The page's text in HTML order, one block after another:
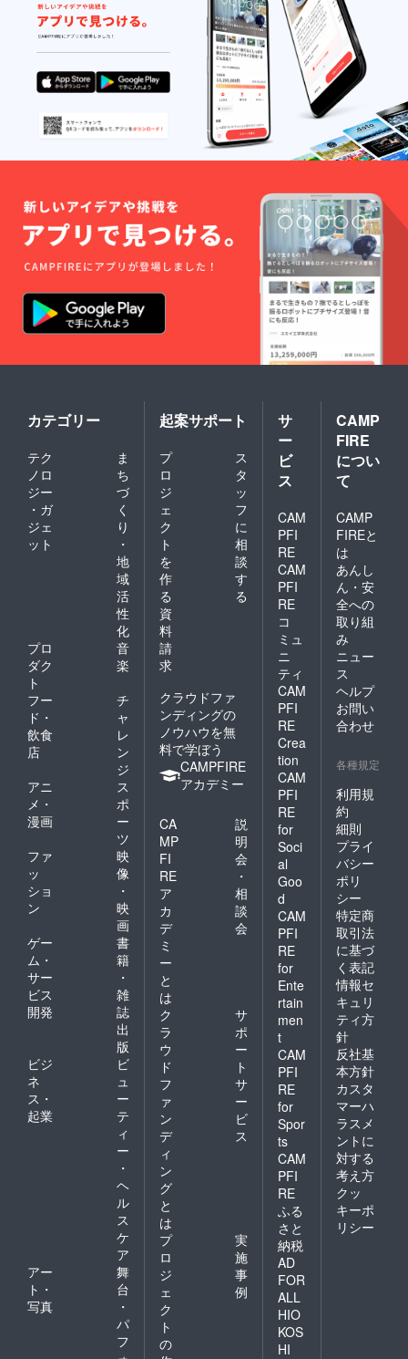
カテゴリー
テク
ノロ
ジー
・ガ
ジェ
ット
ま
ち
づ
く
り
・
地
域
活
性
化
プロ
ダク
ト
音
楽
フー
ド・
飲食
店
チ
ャ
レ
ン
ジ
アニ
メ・
漫画
ス
ポ
ー
ツ
ファ
ッ
ショ
ン
映
像
・
映
画
ゲー
ム・
サー
ビス
開発
書
籍
・
雑
誌
出
版
ビジ
ネ
ス・
起業
ビ
ュ
ー
テ
ィ
ー
・
ヘ
ル
ス
ケ
ア
アー
ト・
写真
舞
台
・
パ
フ
起案サポート
プ
ロ
ジ
ェ
ク
ト
を
作
る
ス
タ
ッ
フ
に
相
談
す
る
資
料
請
求
クラウドファ
ンディングの
ノウハウを無
料で学ぼう
CAMPFIRE
アカデミー
CA
MP
FI
RE
ア
カ
デ
ミ
ー
と
は
説
明
会
・
相
談
会
ク
ラ
ウ
ド
フ
ァ
ン
デ
ィ
ン
グ
と
は
サ
ポ
ー
ト
サ
ー
ビ
ス
プ
ロ
ジ
ェ
ク
ト
の
実
施
事
例
サ
ー
ビ
ス
CAM
PFI
RE
CAM
PFI
RE
コ
ミュ
ニ
ティ
CAM
PFI
RE
Crea
tion
CAM
PFI
RE
for
Soci
al
Goo
d
CAM
PFI
RE
for
Ente
rtain
men
t
CAM
PFI
RE
for
Spor
ts
CAM
PFI
RE
ふる
さと
納税
AD
FOR
ALL
HIO
KOS
HI
CAMP
FIRE
につい
て
CAMP
FIREと
は
あんし
ん・安
全への
取り組
み
ニュー
ス
ヘルプ
お問い
合わせ
各種規定
利用規
約
細則
プライ
バシー
ポリ
シー
特定商
取引法
に基づ
く表記
情報セ
キュリ
ティ方
針
反社基
本方針
カスタ
マーハ
ラスメ
ントに
対する
考え方
クッ
キーポ
リシー